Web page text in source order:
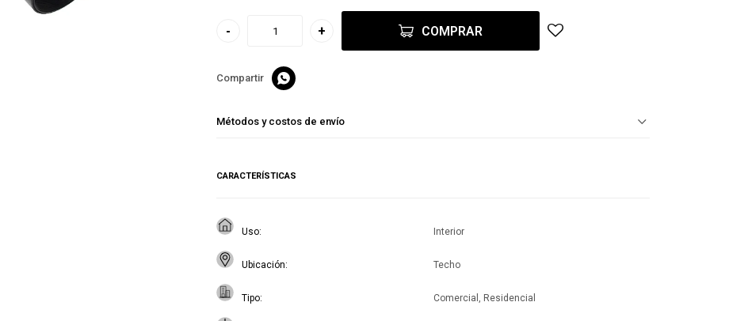
- + COMPRAR

Métodos y costos de envío
CARACTERÍSTICAS
Uso Interior
Ubicación Techo
Tipo Comercial, Residencial